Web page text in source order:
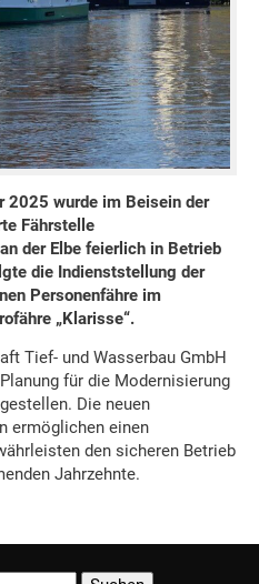
2025 wurde im Beisein der
Fährstelle
der Elbe feierlich in Betrieb
die Indienststellung der
Personenfähre im
„Klarisse“.
Tief- und Wasserbau GmbH
für die Modernisierung
Die neuen
ermöglichen einen
den sicheren Betrieb
Jahrzehnte.